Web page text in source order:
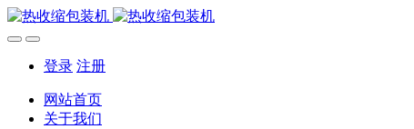
登录 注册
网站首页
关于我们